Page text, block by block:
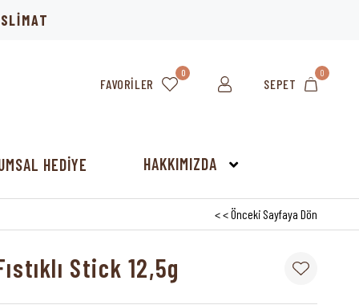
SEPET
0
FAVORILER
0
HEDİYE HAKKIMIZDA
< < Önceki Sayfaya Dön
Stick 12,5g